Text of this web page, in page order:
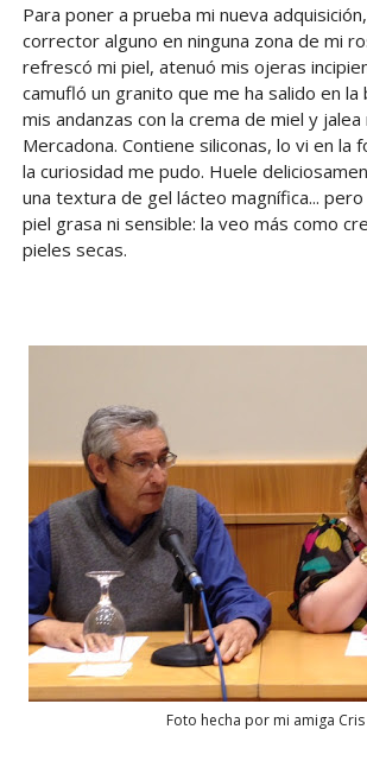
Para poner a prueba mi nueva
corrector alguno en ninguna zona de mi
refrescó mi piel, atenuó mis ojeras
camufló un granito que me ha salido en
mis andanzas con la crema de miel y jalea
Mercadona. Contiene siliconas, lo vi en la
la curiosidad me pudo. Huele
una textura de gel lácteo magnífica...
piel grasa ni sensible: la veo más como
pieles secas.
Foto hecha por mi amiga Cris